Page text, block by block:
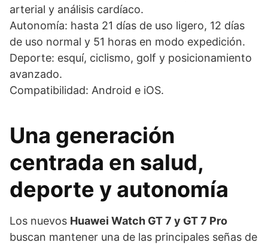
arterial y análisis cardíaco.
Autonomía: hasta 21 días de uso ligero, 12 días
de uso normal y 51 horas en modo expedición.
Deporte: esquí, ciclismo, golf y posicionamiento
avanzado.
Compatibilidad: Android e iOS.
Una generación
centrada en salud,
deporte y autonomía
Los nuevos Huawei Watch GT 7 y GT 7 Pro
buscan mantener una de las principales señas de